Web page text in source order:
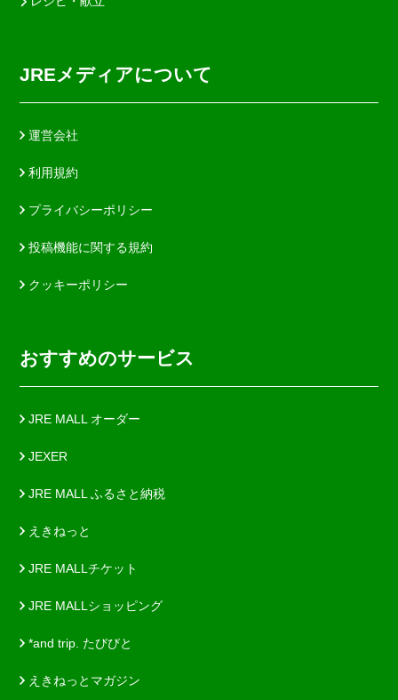
JREメディアについて
運営会社
利用規約
プライバシーポリシー
投稿機能に関する規約
クッキーポリシー
おすすめのサービス
JRE MALL オーダー
JEXER
JRE MALL ふるさと納税
えきねっと
JRE MALLチケット
JRE MALLショッピング
*and trip. たびびと
えきねっとマガジン